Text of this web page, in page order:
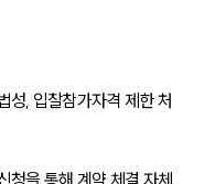
성, 입찰참가자격 제한 처
청을 통해 계약 체결 자체